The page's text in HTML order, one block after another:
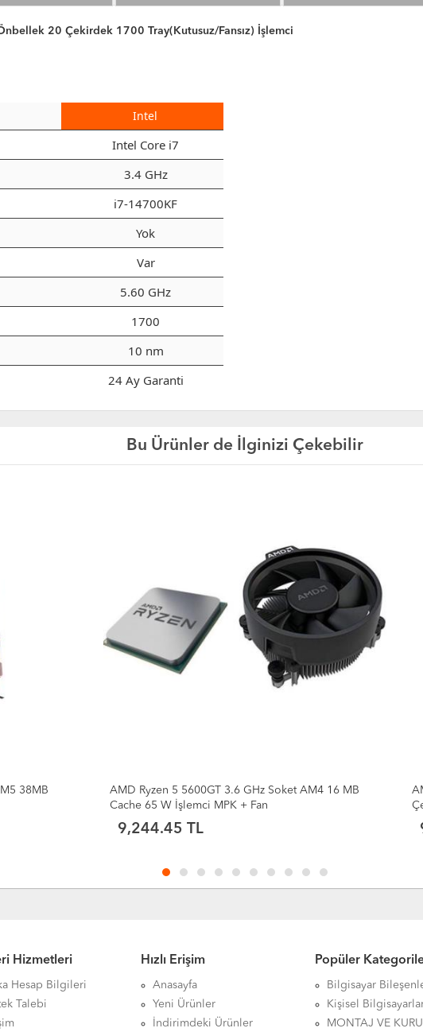
20 Çekirdek 1700 Tray(Kutusuz/Fansız) İşlemci
Intel
Intel Core i7
3.4 GHz
i7-14700KF
Yok
Var
5.60 GHz
1700
10 nm
24 Ay Garanti
Bu Ürünler de İlginizi Çekebilir
Soket AM4 16 MB
AMD Ryzen 5 5600GT 3.6GHz (Max 4.6GHz) 6
Çekirdek 16MB Önbellek Soket AM4 TRAY İşlemci
9,011.70 TL
Hizmetleri
Hesap Bilgileri
Talebi
Hızlı Erişim
Anasayfa
Yeni Ürünler
İndirimdeki Ürünler
Popüler
Bilgisayar
Kişisel
MONTAJ VE